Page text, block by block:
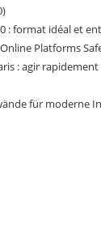
: format idéal et
Platforms
: agir
für moderne